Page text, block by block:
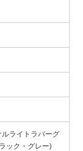
ライトラバーグ
ック・グレー)